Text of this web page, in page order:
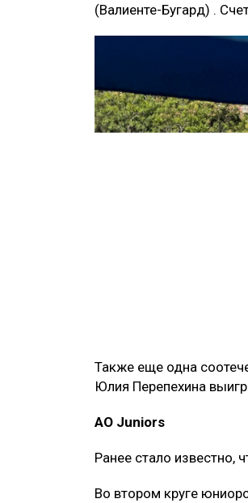
(Валиенте-Бугард) .
Также еще одна
Юлия Перепехина
AO Juniors
Ранее стало известно,
Во втором круге